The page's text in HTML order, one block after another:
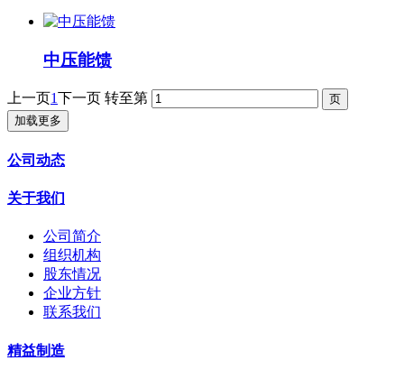
中压能馈
上一页1下一页 转至第
加载更多
公司动态
关于我们
公司简介
组织机构
股东情况
企业方针
联系我们
精益制造